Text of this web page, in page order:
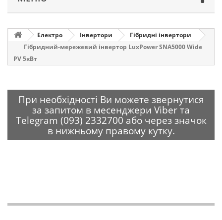
Електро Інвертори
Гібридні інвертори
Гібридний-мережевий інвертор LuxPower SNA5000 Wide
PV 5кВт
При необхідності Ви можете звернутися
за запитом в месенджери Viber та
Telegram (093) 2332700 або через значок
в нижньому правому кутку.